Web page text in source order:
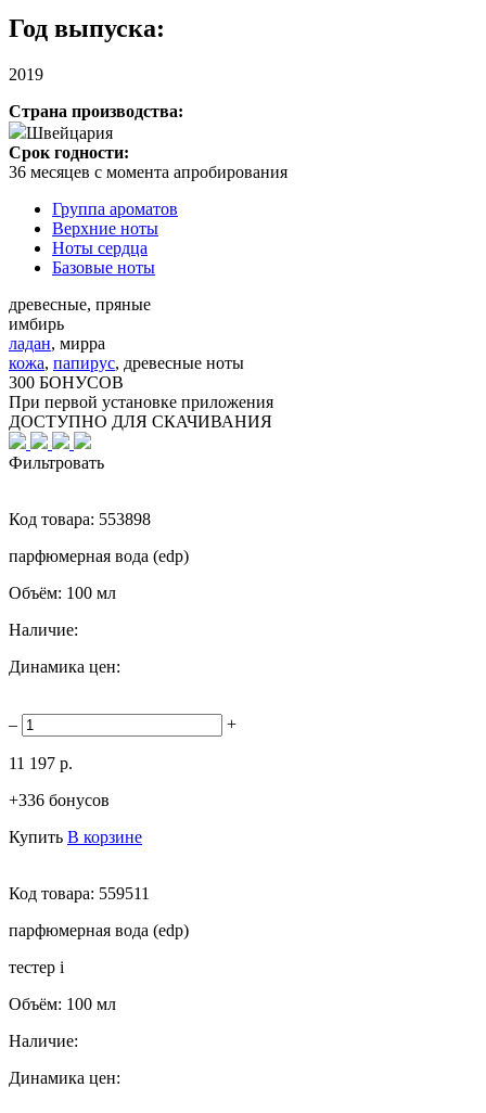
Год выпуска:
2019
Страна производства:
Швейцария
Срок годности:
36 месяцев с момента апробирования
Группа ароматов
Верхние ноты
Ноты сердца
Базовые ноты
древесные, пряные
имбирь
ладан, мирра
кожа, папирус, древесные ноты
300 БОНУСОВ
При первой установке приложения
ДОСТУПНО ДЛЯ СКАЧИВАНИЯ
Фильтровать
Код товара: 553898
парфюмерная вода (edp)
Объём: 100 мл
Наличие:
Динамика цен:
– +
11 197 р.
+336 бонусов
Купить В корзине
Код товара: 559511
парфюмерная вода (edp)
тестер i
Объём: 100 мл
Наличие:
Динамика цен: